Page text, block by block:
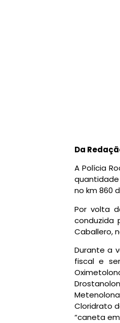
Da
A Polícia
no km 860
Por volta
conduzida
Caballero,
Durante a
fiscal e
Cloridrato
“caneta